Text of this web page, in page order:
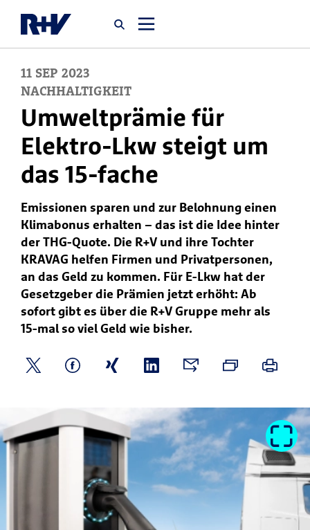
Startseite
Newsroom
Über uns
Karriere
Jobsuche
11 SEP 2023
NACHHALTIGKEIT
Umweltprämie für
Elektro-Lkw steigt um
das 15-fache
Emissionen sparen und zur Belohnung einen
Klimabonus erhalten – das ist die Idee hinter
der THG-Quote. Die R+V und ihre Tochter
KRAVAG helfen Firmen und Privatpersonen,
an das Geld zu kommen. Für E-Lkw hat der
Gesetzgeber die Prämien jetzt erhöht: Ab
sofort gibt es über die R+V Gruppe mehr als
15-mal so viel Geld wie bisher.